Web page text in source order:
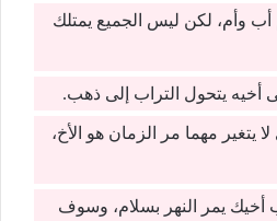
وأم، لكن ليس الجميع يمتلك
أخيه يتحول التراب إلى ذهب.
يتغير مهما مر الزمان هو الأخ،
يمر النهر بسلام، وسوف